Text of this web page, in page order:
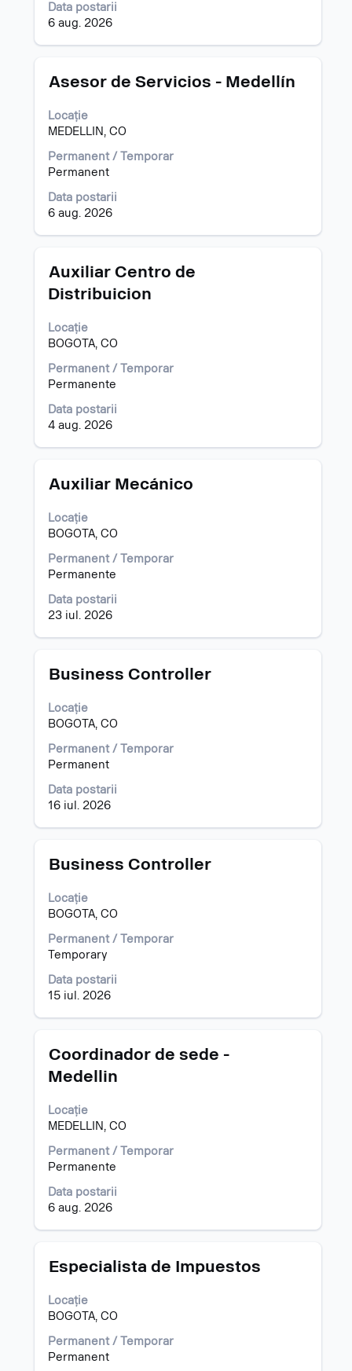
Data postarii
6 aug. 2026
al
informațiilor
Titlu
Asesor de Servicios - Medellín
Locație
MEDELLIN, CO
Permanent / Temporar
Permanent
Data postarii
6 aug. 2026
Selectați
tasta
spațiu
a
vizualiza
conținut
al
informațiilor
post.
Titlu
Auxiliar Centro de
Distribuicion
Locație
BOGOTA, CO
Permanent / Temporar
Permanente
Data postarii
4 aug. 2026
Selectați
tasta
pentru
a
vizualiza
întregul
al
informațiilor
Titlu
Auxiliar Mecánico
Locație
BOGOTA, CO
Permanent / Temporar
Permanente
Data postarii
23 iul. 2026
Selectați
tasta
spațiu
a
vizualiza
conținut
al
informațiilor
post.
Titlu
Business Controller
Locație
BOGOTA, CO
Permanent / Temporar
Permanent
Data postarii
16 iul. 2026
Selectați
tasta
spațiu
a
vizualiza
conținut
al
informațiilor
post.
Titlu
Business Controller
Locație
BOGOTA, CO
Permanent / Temporar
Temporary
Data postarii
15 iul. 2026
Selectați
tasta
spațiu
a
vizualiza
conținut
al
informațiilor
post.
Titlu
Coordinador de sede -
Medellin
Locație
MEDELLIN, CO
Permanent / Temporar
Permanente
Data postarii
6 aug. 2026
Selectați
tasta
pentru
a
vizualiza
întregul
al
informațiilor
Titlu
Especialista de Impuestos
Locație
BOGOTA, CO
Permanent / Temporar
Permanent
Selectați
tasta
spațiu
a
vizualiza